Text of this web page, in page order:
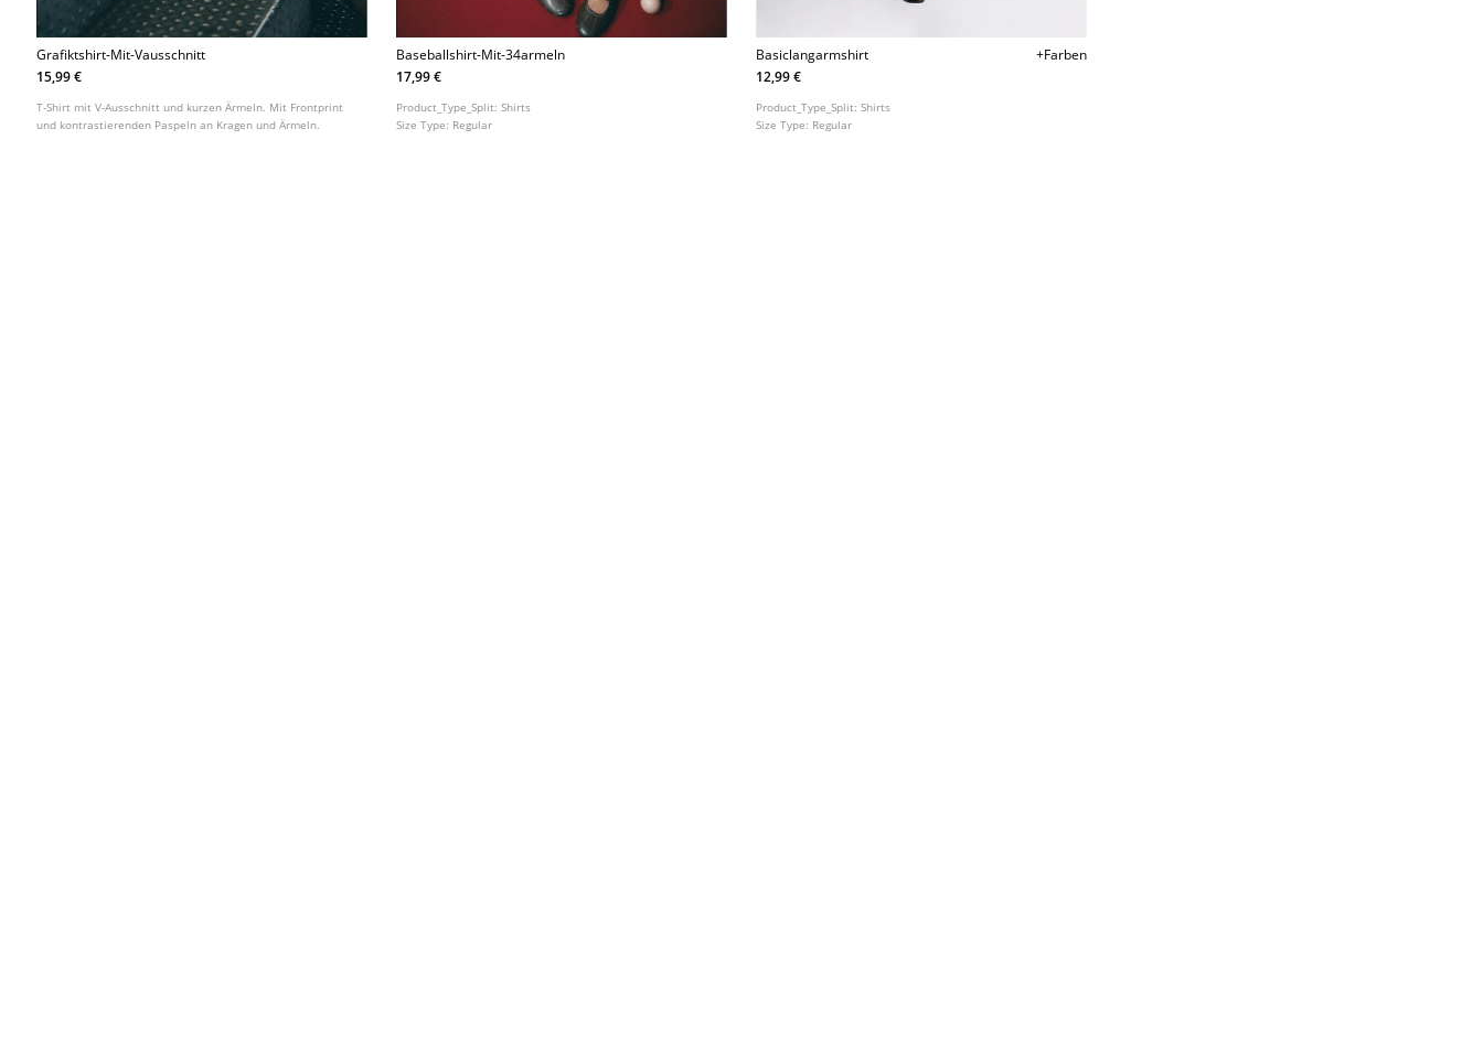
Grafiktshirt-Mit-Vausschnitt
15,99 €
T-Shirt mit V-Ausschnitt und kurzen Ärmeln. Mit Frontprint
und kontrastierenden Paspeln an Kragen und Ärmeln.
Baseballshirt-Mit-34armeln
17,99 €
Product_Type_Split:Shirts
Size Type: Regular
Basiclangarmshirt
+Farben
12,99 €
Product_Type_Split:Shirts
Size Type: Regular